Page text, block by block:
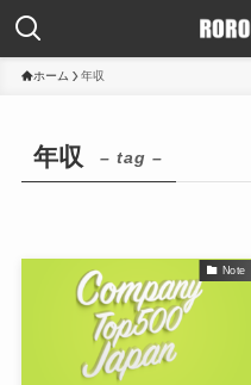
ホーム 年収
年収 – tag –
Note